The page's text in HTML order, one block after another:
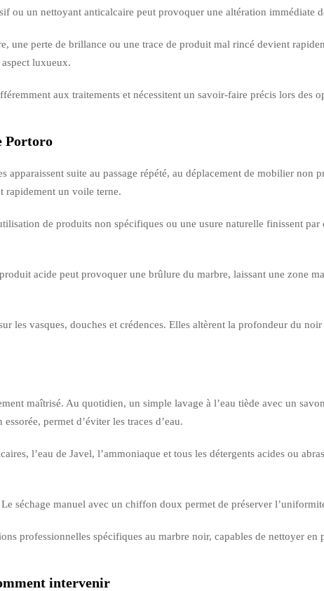
ou un nettoyant anticalcaire peut provoquer une altération immédiate
une perte de brillance ou une trace de produit mal rincé devient
luxueux.
aux traitements et nécessitent un savoir-faire précis lors des
Portoro
suite au passage répété, au déplacement de mobilier non
rapidement un voile terne.
de produits non spécifiques ou une usure naturelle finissent par
acide peut provoquer une brûlure du marbre, laissant une zone
les vasques, douches et crédences. Elles altèrent la profondeur du noir
maîtrisé. Au quotidien, un simple lavage à l’eau tiède avec un
permet d’éviter les traces d’eau.
l’eau de Javel, l’ammoniaque et tous les détergents acides ou
séchage manuel avec un chiffon doux permet de préserver
professionnelles spécifiques au marbre noir, capables de nettoyer en
intervenir